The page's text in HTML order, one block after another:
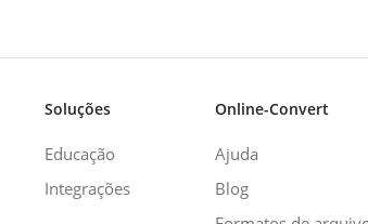
Soluções
Educação
Integrações
Online-Convert
Ajuda
Blog